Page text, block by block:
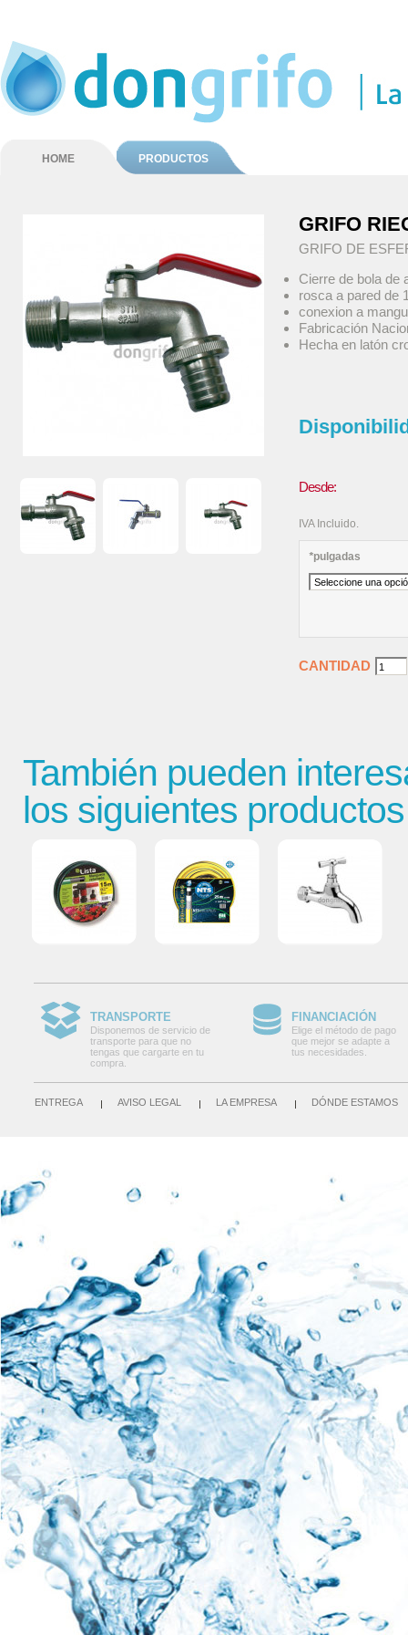
HOME PRODUCTOS
GRIFO
GRIFO DE
Cierre de bola de
rosca a pared de
conexion a
Fabricación
Hecha en latón
Desde:
IVA Incluido.
*pulgadas
CANTIDAD
También pueden
los siguientes productos
TRANSPORTE
Disponemos de servicio de
transporte para que no
tengas que cargarte en tu
compra.
FINANCIACIÓN
Elige el método de pago
que mejor se adapte a
tus necesidades.
ENTREGA AVISO LEGAL LA EMPRESA DÓNDE ESTAMOS